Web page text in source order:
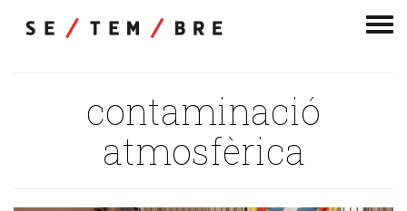
contaminació
atmosfèrica